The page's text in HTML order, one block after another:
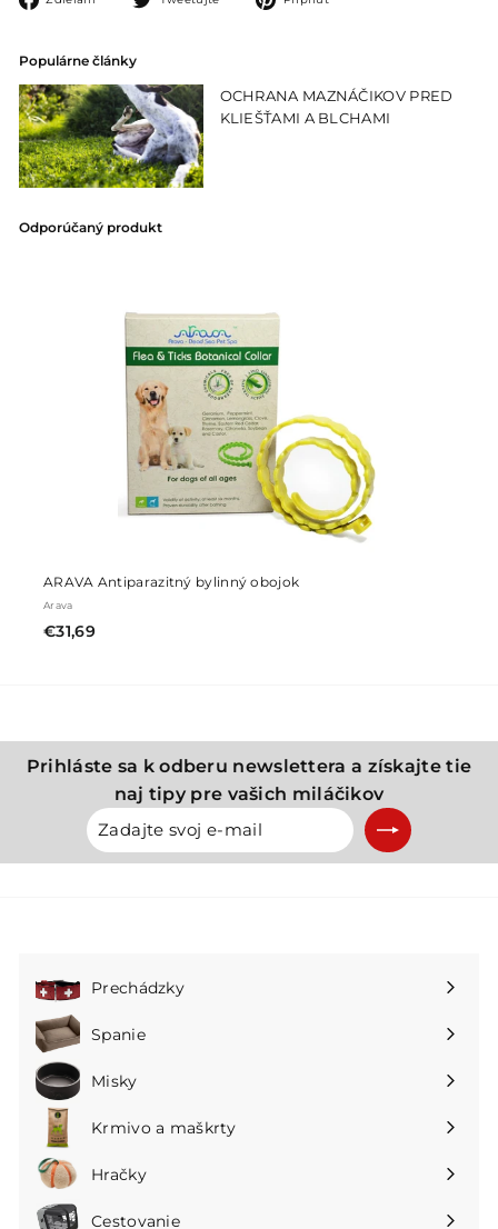
u
Populárne články
OCHRANA MAZNÁČIKOV PRED
KLIEŠŤAMI A BLCHAMI
Odporúčaný produkt
ARAVA Antiparazitný bylinný obojok
Arava
€31,69€31,69
Prihláste sa k odberu newslettera a získajte tie
naj tipy pre vašich miláčikov
Zadajte
svoj
e-
Prihlásiť
sa
na
Prechádzky
Rozbaliť
podmenu
Spanie
Rozbaliť
podmenu
Misky
Rozbaliť
podmenu
Krmivo a maškrty
Rozbaliť
podmenu
Hračky
Rozbaliť
podmenu
Cestovanie